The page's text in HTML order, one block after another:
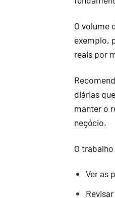
O volume
exemplo,
reais por
diárias
manter o
negócio.
O
Ver as